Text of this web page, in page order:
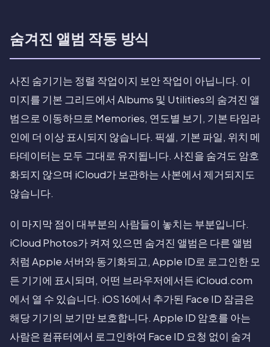
숨겨진 앨범 작동 방식
사진 숨기기는 정렬 작업이지 보안 작업이 아닙니다. 이
미지를 기본 그리드에서 Albums 및 Utilities의 숨겨진 앨
범으로 이동하므로 Memories, 연도별 보기, 기본 타임라
인에 더 이상 표시되지 않습니다. 픽셀, 기본 파일, 위치 메
타데이터는 모두 그대로 유지됩니다. 사진을 숨겨도 암호
화되지 않으며 iCloud가 보관하는 사본에서 제거되지도
않습니다.
이 마지막 점이 대부분의 사람들이 놓치는 부분입니다.
iCloud Photos가 켜져 있으면 숨겨진 앨범은 다른 앨범
처럼 Apple 서버와 동기화되고, Apple ID로 로그인한 모
든 기기에 표시되며, 어떤 브라우저에서든 iCloud.com
에서 열 수 있습니다. iOS 16에서 추가된 Face ID 잠금은
해당 기기의 보기만 보호합니다. Apple ID 암호를 아는
사람은 컴퓨터에서 로그인하여 Face ID 요청 없이 숨겨